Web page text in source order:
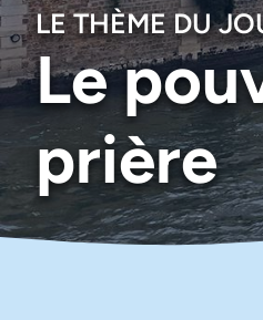
LE THÈME DU
Le
prière